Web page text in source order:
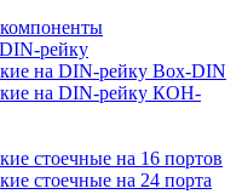
рейку
на DIN-рейку Box-DIN
на DIN-рейку КОН-
стоечные на 16 портов
стоечные на 24 порта